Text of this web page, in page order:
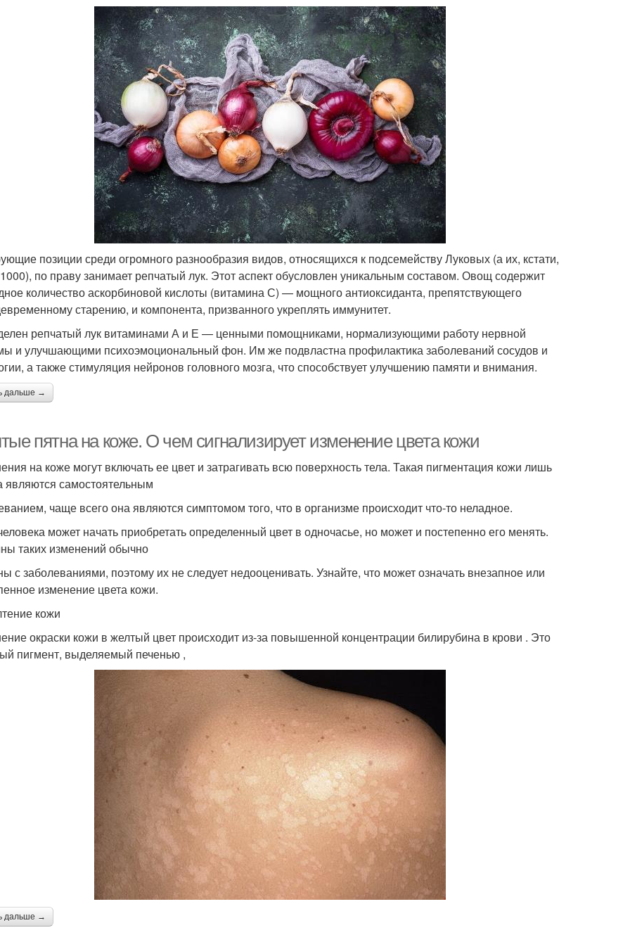
позиции среди огромного разнообразия видов, относящихся к подсемейству Луковых (а их, кстати,
по праву занимает репчатый лук. Этот аспект обусловлен уникальным составом. Овощ содержит
количество аскорбиновой кислоты (витамина С) — мощного антиоксиданта, препятствующего
старению, и компонента, призванного укреплять иммунитет.
репчатый лук витаминами А и Е — ценными помощниками, нормализующими работу нервной
и улучшающими психоэмоциональный фон. Им же подвластна профилактика заболеваний сосудов и
а также стимуляция нейронов головного мозга, что способствует улучшению памяти и внимания.
дальше →
пятна на коже. О чем сигнализирует изменение цвета кожи
на коже могут включать ее цвет и затрагивать всю поверхность тела. Такая пигментация кожи лишь
являются самостоятельным
чаще всего она являются симптомом того, что в организме происходит что-то неладное.
может начать приобретать определенный цвет в одночасье, но может и постепенно его менять.
таких изменений обычно
с заболеваниями, поэтому их не следует недооценивать. Узнайте, что может означать внезапное или
изменение цвета кожи.
кожи
окраски кожи в желтый цвет происходит из-за повышенной концентрации билирубина в крови . Это
пигмент, выделяемый печенью ,
дальше →